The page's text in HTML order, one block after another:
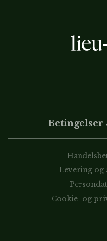
Betingelser
Levering og
Cookie- og